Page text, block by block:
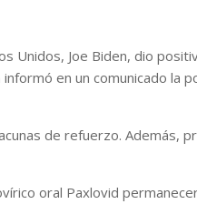
Unidos, Joe Biden, dio
en un comunicado la
de refuerzo. Además,
oral Paxlovid